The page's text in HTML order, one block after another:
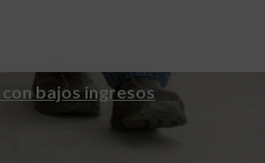
bajos ingresos